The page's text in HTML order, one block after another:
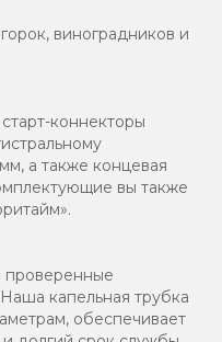
виноградников и
коннекторы
а также концевая
вы также
проверенные
капельная трубка
обеспечивает